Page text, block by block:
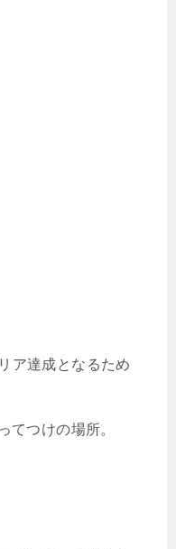
ア達成となるため
てつけの場所。